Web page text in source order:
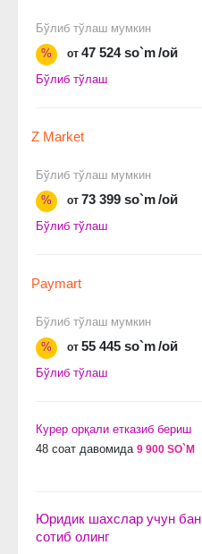
Бўлиб тўлаш мумкин
%
от 47 524 so`m/ой
Бўлиб тўлаш
Z Market
Бўлиб тўлаш мумкин
%
от 73 399 so`m/ой
Бўлиб тўлаш
Paymart
Бўлиб тўлаш мумкин
%
от 55 445 so`m/ой
Бўлиб тўлаш
Курер орқали етказиб бериш
48 соат давомида 9 900 SO`M
Юридик шахслар учун
сотиб олинг